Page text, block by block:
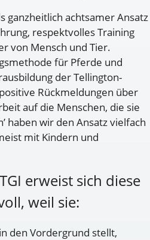
ganzheitlich achtsamer Ansatz
respektvolles Training
von Mensch und Tier.
für Pferde und
der Tellington-
Rückmeldungen über
auf die Menschen, die sie
haben wir den Ansatz vielfach
mit Kindern und
erweist sich diese
weil sie:
den Vordergrund stellt,